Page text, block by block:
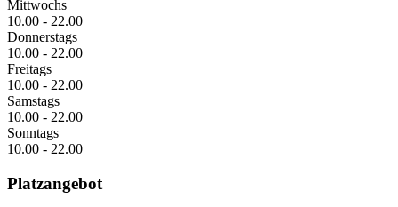
Mittwochs
10.00 - 22.00
Donnerstags
10.00 - 22.00
Freitags
10.00 - 22.00
Samstags
10.00 - 22.00
Sonntags
10.00 - 22.00
Platzangebot